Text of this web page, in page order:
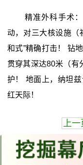
精准外科手术
动，对三大核设施（
和式”精确打击！ 钻
贯穿其深达80米（有
护！ 地面上，纳坦
红天际！
上一